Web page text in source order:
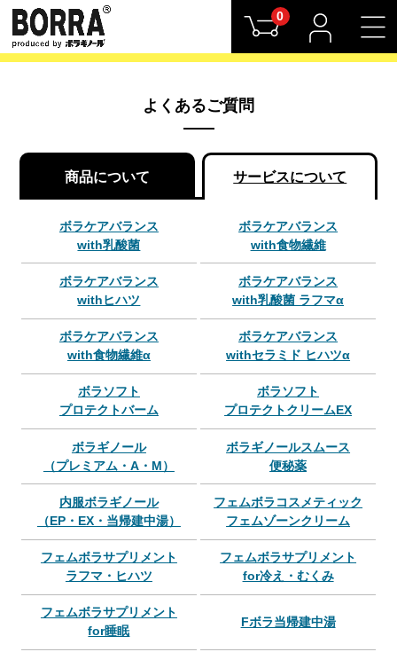
0
よくあるご質問
商品について サービスについて
ボラケアバランス
with乳酸菌
ボラケアバランス
with食物繊維
ボラケアバランス
withヒハツ
ボラケアバランス
with乳酸菌 ラフマα
ボラケアバランス
with食物繊維α
ボラケアバランス
withセラミド ヒハツα
ボラソフト
プロテクトバーム
ボラソフト
プロテクトクリームEX
ボラギノール
（プレミアム・A・M）
ボラギノールスムース
便秘薬
内服ボラギノール
（EP・EX・当帰建中湯）
フェムボラコスメティック
フェムゾーンクリーム
フェムボラサプリメント
ラフマ・ヒハツ
フェムボラサプリメント
for冷え・むくみ
フェムボラサプリメント
for睡眠
Fボラ当帰建中湯